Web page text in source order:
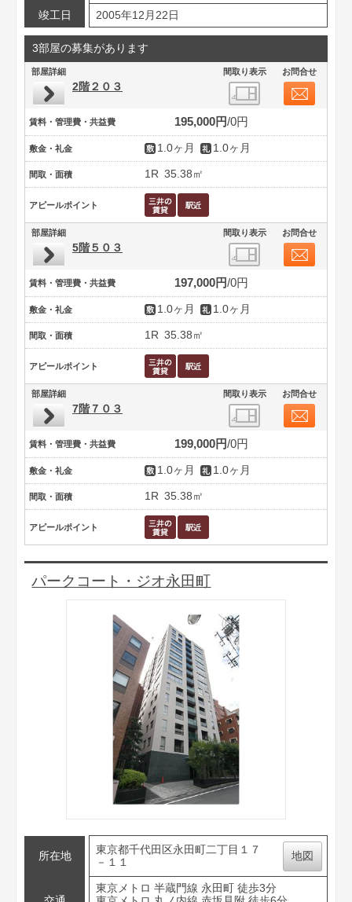
竣工日 2005年12月22日
3部屋の募集があります
部屋詳細 間取り表示 お問合せ
2階２０３
賃料・管理費・共益費 195,000円 0円
敷金・礼金 1.0ヶ月 1.0ヶ月
間取・面積 1R 35.38㎡
アピールポイント
部屋詳細 間取り表示 お問合せ
5階５０３
賃料・管理費・共益費 197,000円 0円
敷金・礼金 1.0ヶ月 1.0ヶ月
間取・面積 1R 35.38㎡
アピールポイント
部屋詳細 間取り表示 お問合せ
7階７０３
賃料・管理費・共益費 199,000円 0円
敷金・礼金 1.0ヶ月 1.0ヶ月
間取・面積 1R 35.38㎡
アピールポイント
パークコート・ジオ永田町
所在地
東京都千代田区永田町二丁目１７
－１１
地図
東京メトロ 半蔵門線 永田町 徒歩3分